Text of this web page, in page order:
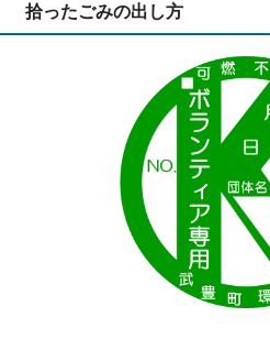
拾ったごみの出し方